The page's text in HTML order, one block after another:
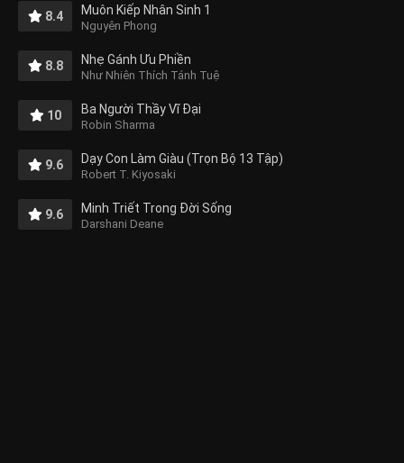
8.4 Muôn Kiếp Nhân Sinh 1
Nguyên Phong
8.8 Nhẹ Gánh Ưu Phiền
Như Nhiên Thích Tánh Tuệ
10 Ba Người Thầy Vĩ Đại
Robin Sharma
9.6 Dạy Con Làm Giàu (Trọn Bộ 13 Tập)
Robert T. Kiyosaki
9.6 Minh Triết Trong Đời Sống
Darshani Deane